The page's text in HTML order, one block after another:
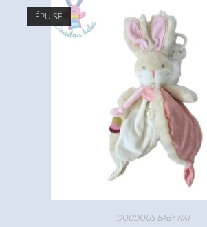
ÉPUISÉ
DOUDOUS BABY NAT